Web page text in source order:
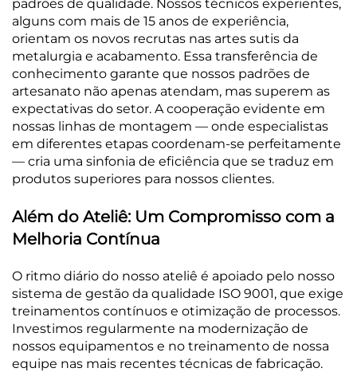
padrões de qualidade. Nossos técnicos experientes,
alguns com mais de 15 anos de experiência,
orientam os novos recrutas nas artes sutis da
metalurgia e acabamento. Essa transferência de
conhecimento garante que nossos padrões de
artesanato não apenas atendam, mas superem as
expectativas do setor. A cooperação evidente em
nossas linhas de montagem — onde especialistas
em diferentes etapas coordenam-se perfeitamente
— cria uma sinfonia de eficiência que se traduz em
produtos superiores para nossos clientes.
Além do Ateliê: Um Compromisso com a
Melhoria Contínua
O ritmo diário do nosso ateliê é apoiado pelo nosso
sistema de gestão da qualidade ISO 9001, que exige
treinamentos contínuos e otimização de processos.
Investimos regularmente na modernização de
nossos equipamentos e no treinamento de nossa
equipe nas mais recentes técnicas de fabricação.